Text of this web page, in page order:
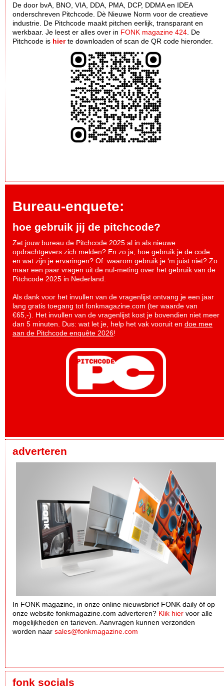
De door bvA, BNO, VIA, DDA, PMA, DCP, DDMA en IDEA
onderschreven Pitchcode. Dè Nieuwe Norm voor de creatieve
industrie. De Pitchcode maakt pitchen eerlijk, transparant en
werkbaar. Je leest er alles over in FONK magazine 424 . De
Pitchcode is hierte downloaden of scan de QR code hieronder.
Bureau-enquete:
hoe gebruik jij de pitchcode?
Zet jouw bureau de Pitchcode 2025 al in als nieuwe
opdrachtgevers zich melden? En zo ja, hoe gebruik je de code
en wat zijn je ervaringen? Of: waarom gebruik je ‘m juist niet? Zo
maar een paar vragen uit de nul-meting over het gebruik van de
Pitchcode 2025 in Nederland.
Als dank voor het invullen van de vragenlijst ontvang je een jaar
lang gratis toegang tot fonkmagazine.com (ter waarde van
€65,-). Het invullen van de vragenlijst kost je bovendien niet meer
dan 5 minuten. Dus: wat let je, help het vak vooruit en doe mee
aan de Pitchcode enquête 2026!
adverteren
In FONK magazine, in onze online nieuwsbrief FONK daily óf op
onze website fonkmagazine.com adverteren? Klik hier voor alle
mogelijkheden en tarieven. Aanvragen kunnen verzonden
worden naar sales@fonkmagazine.com
fonk socials